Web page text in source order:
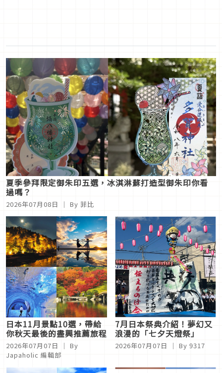
夏季參拜限定御朱印五選，冰淇淋蘇打造型御朱印你看
過嗎？
2026年07月08日 ｜ By 菲比
日本11月景點10選，帶給
你秋天最後的盡興推薦旅程
2026年07月07日
｜ By
Japaholic 編輯部
7月日本祭典介紹！夢幻又
浪漫的「七夕天燈祭」
2026年07月07日 ｜ By 9317